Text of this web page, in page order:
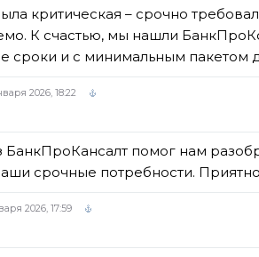
критическая – срочно
К счастью, мы нашли
сроки и с минимальным пакетом
2026, 18:22
БанкПроКансалт помог нам
срочные потребности.
2026, 17:59